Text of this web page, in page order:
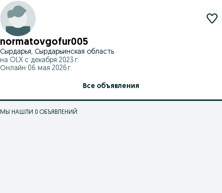
normatovgofur005
Сырдарья, Сырдарьинская область
на OLX с декабря 2023 г.
Онлайн 06 мая 2026 г.
Все объявления
МЫ НАШЛИ 0 ОБЪЯВЛЕНИЙ